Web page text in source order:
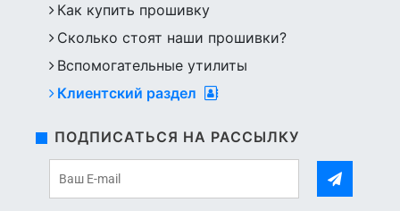
Как купить прошивку
Сколько стоят наши прошивки?
Вспомогательные утилиты
Клиентский раздел
ПОДПИСАТЬСЯ НА РАССЫЛКУ